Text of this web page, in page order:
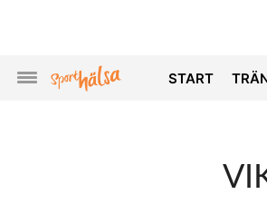
START